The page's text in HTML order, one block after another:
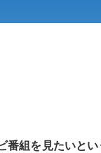
組を見たいと